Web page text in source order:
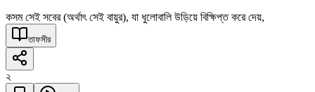
কসম সেই সবের (অর্থাৎ সেই বায়ুর), যা ধুলোবালি উড়িয়ে বিক্ষিপ্ত করে দেয়,
তাফসীর
২